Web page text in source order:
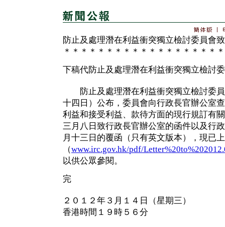
防止及處理潛在利益衝突獨立檢討委員會
＊＊＊＊＊＊＊＊＊＊＊＊＊＊＊＊＊＊
下稿代防止及處理潛在利益衝突獨立檢討
防止及處理潛在利益衝突獨立檢討委員
十四日）公布，委員會向行政長官辦公室
利益和接受利益、款待方面的現行規訂有
三月八日致行政長官辦公室的函件以及行
月十三日的覆函（只有英文版本），現已
（www.irc.gov.hk/pdf/
以供公眾參閱。
完
２０１２年３月１４日（星期三）
香港時間１９時５６分